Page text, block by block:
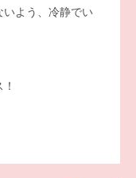
いよう、冷静でい